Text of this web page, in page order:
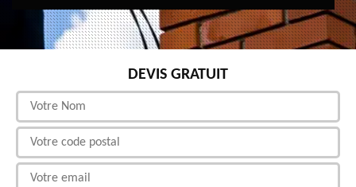
DEVIS GRATUIT